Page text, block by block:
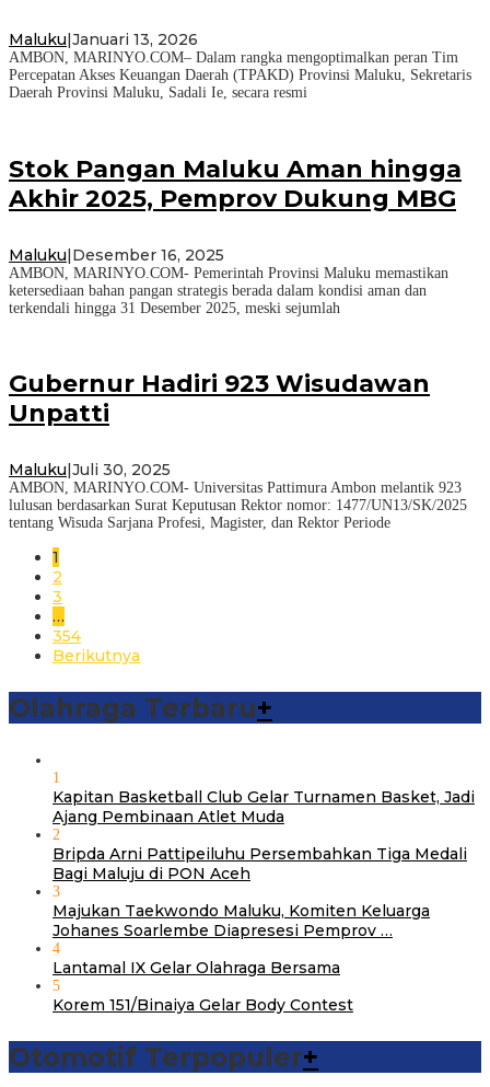
Maluku Januari 13, 2026
AMBON, MARINYO.COM– Dalam rangka mengoptimalkan peran Tim
Percepatan Akses Keuangan Daerah (TPAKD) Provinsi Maluku, Sekretaris
Daerah Provinsi Maluku, Sadali Ie, secara resmi
Stok Pangan Maluku Aman hingga
Akhir 2025, Pemprov Dukung MBG
Maluku|Desember 16, 2025
AMBON, MARINYO.COM- Pemerintah Provinsi Maluku memastikan
ketersediaan bahan pangan strategis berada dalam kondisi aman dan
terkendali hingga 31 Desember 2025, meski sejumlah
Gubernur Hadiri 923 Wisudawan
Unpatti
Maluku Juli 30, 2025
AMBON, MARINYO.COM- Universitas Pattimura Ambon melantik 923
lulusan berdasarkan Surat Keputusan Rektor nomor: 1477/UN13/SK/2025
tentang Wisuda Sarjana Profesi, Magister, dan Rektor Periode
1
2
3
…
354
Berikutnya
Olahraga Terbaru+
1
Kapitan Basketball Club Gelar Turnamen Basket, Jadi
Ajang Pembinaan Atlet Muda
2
Bripda Arni Pattipeiluhu Persembahkan Tiga Medali
Bagi Maluju di PON Aceh
3
Majukan Taekwondo Maluku, Komiten Keluarga
Johanes Soarlembe Diapresesi Pemprov …
4
Lantamal IX Gelar Olahraga Bersama
5
Korem 151/Binaiya Gelar Body Contest
Otomotif Terpopuler+